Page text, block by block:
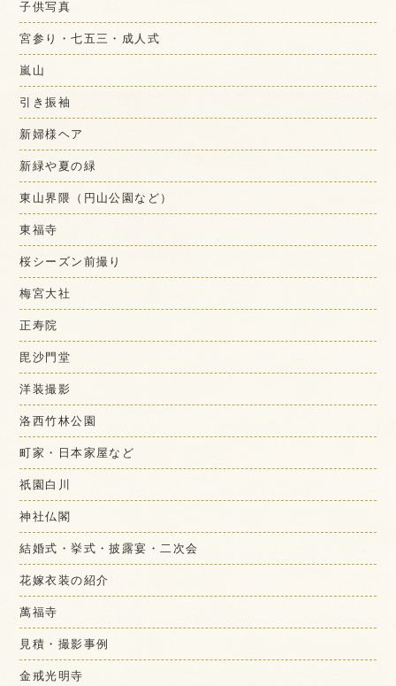
子供写真
宮参り・七五三・成人式
嵐山
引き振袖
新婦様ヘア
新緑や夏の緑
東山界隈（円山公園など）
東福寺
桜シーズン前撮り
梅宮大社
正寿院
毘沙門堂
洋装撮影
洛西竹林公園
町家・日本家屋など
祇園白川
神社仏閣
結婚式・挙式・披露宴・二次会
花嫁衣装の紹介
萬福寺
見積・撮影事例
金戒光明寺